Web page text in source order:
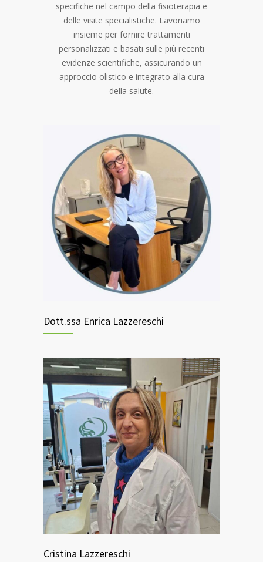
specifiche nel campo della fisioterapia e
delle visite specialistiche. Lavoriamo
insieme per fornire trattamenti
personalizzati e basati sulle più recenti
evidenze scientifiche, assicurando un
approccio olistico e integrato alla cura
della salute.
Dott.ssa Enrica Lazzereschi
Cristina Lazzereschi